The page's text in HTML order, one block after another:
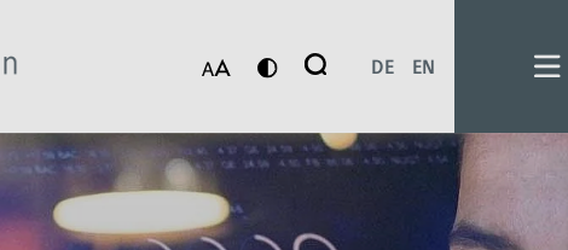
Suche
DE EN